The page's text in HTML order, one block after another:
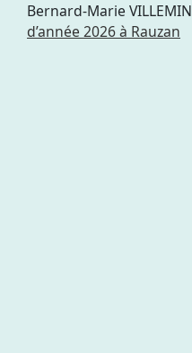
Bernard-Marie VILLEMIN
d’année 2026 à Rauzan